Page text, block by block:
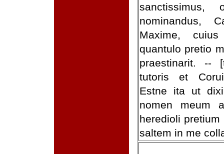
nominandus,
Maxime,
quantulo pretio
praestinarit. --
tutoris et
Estne ita ut
nomen meum
heredioli
saltem in me